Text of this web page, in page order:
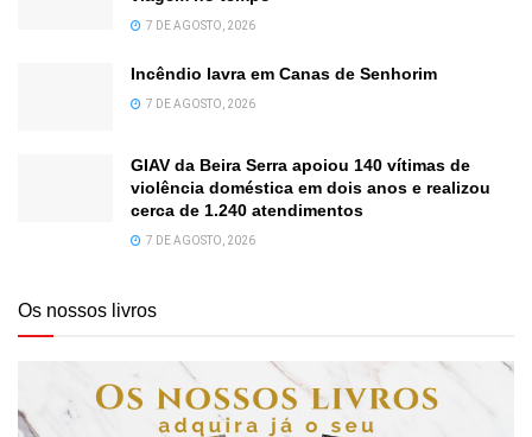
7 DE AGOSTO, 2026
Incêndio lavra em Canas de Senhorim
7 DE AGOSTO, 2026
GIAV da Beira Serra apoiou 140 vítimas de
violência doméstica em dois anos e realizou
cerca de 1.240 atendimentos
7 DE AGOSTO, 2026
Os nossos livros